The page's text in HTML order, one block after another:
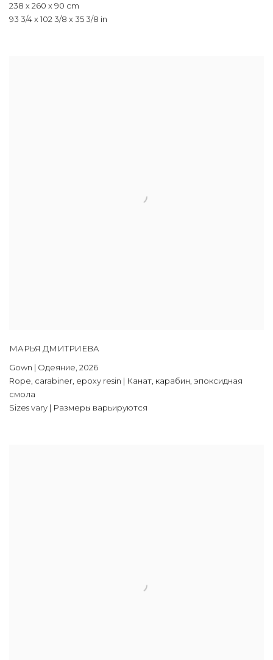
238 x 260 x 90 cm
93 3/4 x 102 3/8 x 35 3/8 in
МАРЬЯ ДМИТРИЕВА
Gown | Одеяние, 2026
Rope, carabiner, epoxy resin | Канат, карабин, эпоксидная
смола
Sizes vary | Размеры варьируются